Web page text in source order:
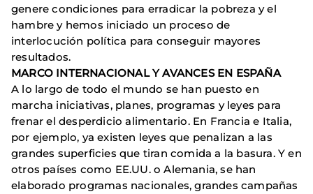
genere condiciones para erradicar la pobreza y el
hambre y hemos iniciado un proceso de
interlocución política para conseguir mayores
resultados.
MARCO INTERNACIONAL Y AVANCES EN ESPAÑA
A lo largo de todo el mundo se han puesto en
marcha iniciativas, planes, programas y leyes para
frenar el desperdicio alimentario. En Francia e Italia,
por ejemplo, ya existen leyes que penalizan a las
grandes superficies que tiran comida a la basura. Y en
otros países como EE.UU. o Alemania, se han
elaborado programas nacionales, grandes campañas